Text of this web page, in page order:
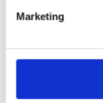
Marketing